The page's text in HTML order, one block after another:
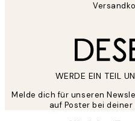
WERDE EIN TEIL
Melde dich für unseren
auf Poster bei